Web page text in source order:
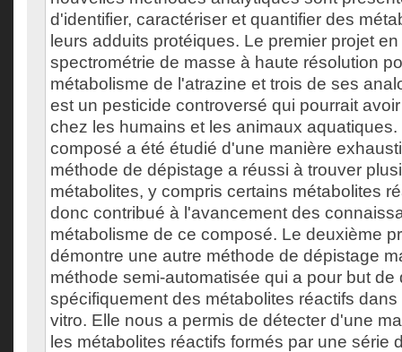
d'identifier, caractériser et quantifier des
leurs adduits protéiques. Le premier projet
spectrométrie de masse à haute résolution
métabolisme de l'atrazine et trois de ses
est un pesticide controversé qui pourrait
chez les humains et les animaux
composé a été étudié d'une manière
méthode de dépistage a réussi à trouver
métabolites, y compris certains métabolites
donc contribué à l'avancement des
métabolisme de ce composé. Le deuxième
démontre une autre méthode de dépistage
méthode semi-automatisée qui a pour but de
spécifiquement des métabolites réactifs
vitro. Elle nous a permis de détecter d'une
les métabolites réactifs formés par une série